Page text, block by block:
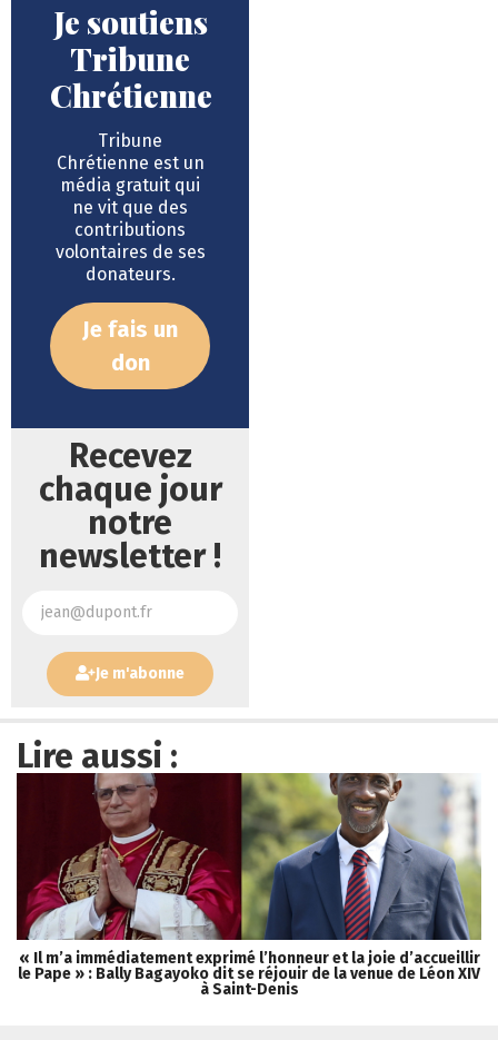
Je soutiens
Tribune
Chrétienne
Tribune
Chrétienne est un
média gratuit qui
ne vit que des
contributions
volontaires de ses
donateurs.
Je fais un
don
Recevez
chaque jour
notre
newsletter !
Je m'abonne
Lire aussi :
« Il m’a immédiatement exprimé l’honneur et la joie d’accueillir
le Pape » : Bally Bagayoko dit se réjouir de la venue de Léon XIV
à Saint-Denis